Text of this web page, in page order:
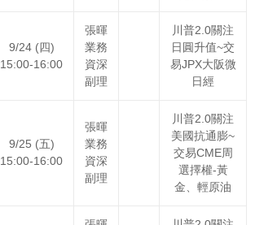
9/24 (四)
15:00-16:00
張暉
業務
資深
副理
川普2.0關注
日圓升值~交
易JPX大阪微
日經
9/25 (五)
15:00-16:00
張暉
業務
資深
副理
川普2.0關注
美國抗通膨~
交易CME周
選擇權-黃
金、輕原油